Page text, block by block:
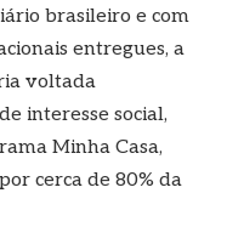
brasileiro e com
entregues, a
voltada
interesse social,
Minha Casa,
cerca de 80% da